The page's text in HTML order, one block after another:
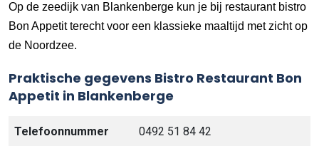
Op de zeedijk van Blankenberge kun je bij restaurant bistro
Bon Appetit terecht voor een klassieke maaltijd met zicht op
de Noordzee.
Praktische gegevens Bistro Restaurant Bon
Appetit in Blankenberge
Telefoonnummer 0492 51 84 42